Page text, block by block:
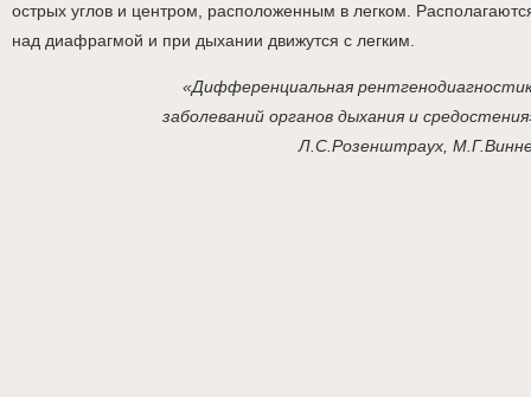
острых углов и центром, расположенным в легком.
над диафрагмой и при дыхании движутся с легким.
«Дифференциальная
заболеваний органов дыхания и
Л.С.Розенштраух,